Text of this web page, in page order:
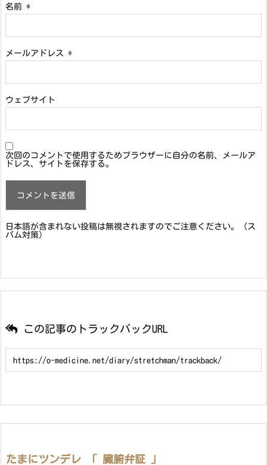
名前 *
メールアドレス *
ウェブサイト
次回のコメントで使用するためブラウザーに自分の名前、メールア
ドレス、サイトを保存する。
日本語が含まれない投稿は無視されますのでご注意ください。（ス
パム対策）
この記事のトラックバックURL
たまにツンデレ 「 臓腑弁証 」